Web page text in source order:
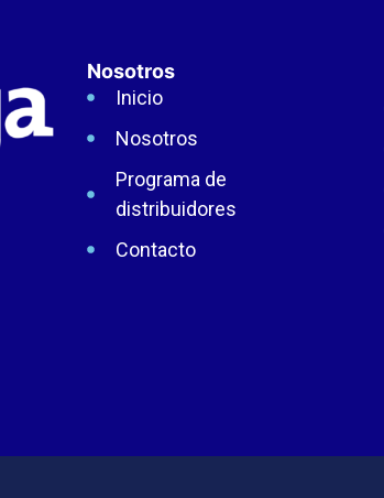
Nosotros
Inicio
Nosotros
Programa de
distribuidores
Contacto